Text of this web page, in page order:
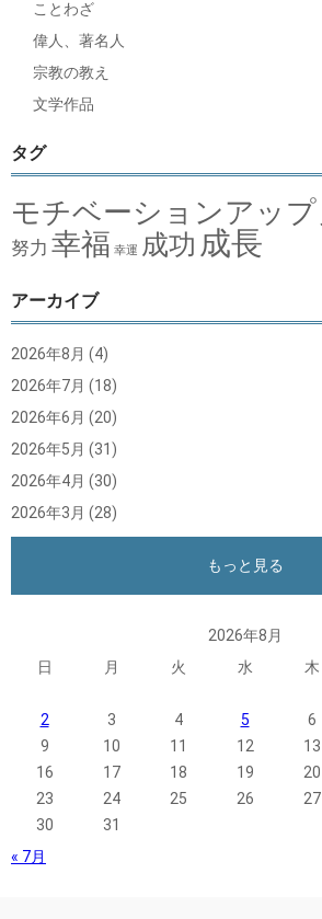
ことわざ
偉人、著名人
宗教の教え
文学作品
タグ
モチベーションアップ
努力 幸福 幸運 成功 成長
アーカイブ
2026年8月 (4)
2026年7月 (18)
2026年6月 (20)
2026年5月 (31)
2026年4月 (30)
2026年3月 (28)
もっと見る
2026年8月
日
月 火 水 木
2
3 4 5 6
9
10 11 12 13
16
17 18 19 20
23
24 25 26 27
30
31
« 7月